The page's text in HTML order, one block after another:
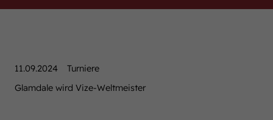
11.09.2024
Turniere
Glamdale wird Vize-Weltmeister